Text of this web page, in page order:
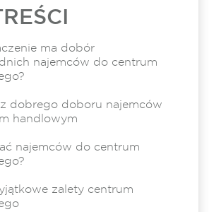
ma dobór
najemców do centrum
dobrego doboru najemców
handlowym
najemców do centrum
zalety centrum